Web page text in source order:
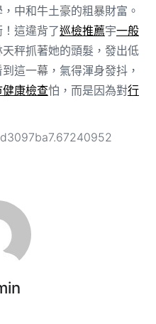
中和牛土豪的粗暴財富。
！這違背了巡檢推薦宇一般
秤抓著她的頭髮，發出低
這一幕，氣得渾身發抖，
健康檢查怕，而是因為對行